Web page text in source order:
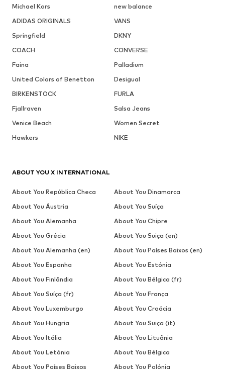
Michael Kors
new balance
ADIDAS ORIGINALS
VANS
Springfield
DKNY
COACH
CONVERSE
Faina
Palladium
United Colors of Benetton
Desigual
BIRKENSTOCK
FURLA
Fjallraven
Salsa Jeans
Venice Beach
Women Secret
Hawkers
NIKE
ABOUT YOU X INTERNATIONAL
About You República Checa
About You Dinamarca
About You Áustria
About You Suíça
About You Alemanha
About You Chipre
About You Grécia
About You Suiça (en)
About You Alemanha (en)
About You Países Baixos (en)
About You Espanha
About You Estónia
About You Finlândia
About You Bélgica (fr)
About You Suíça (fr)
About You França
About You Luxemburgo
About You Croácia
About You Hungria
About You Suiça (it)
About You Itália
About You Lituânia
About You Letónia
About You Bélgica
About You Países Baixos
About You Polónia